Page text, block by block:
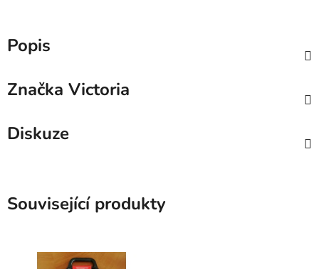
Popis
Značka Victoria
Diskuze
Související produkty